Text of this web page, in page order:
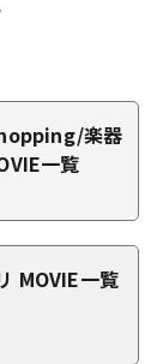
楽器
一覧
MOVIE一覧